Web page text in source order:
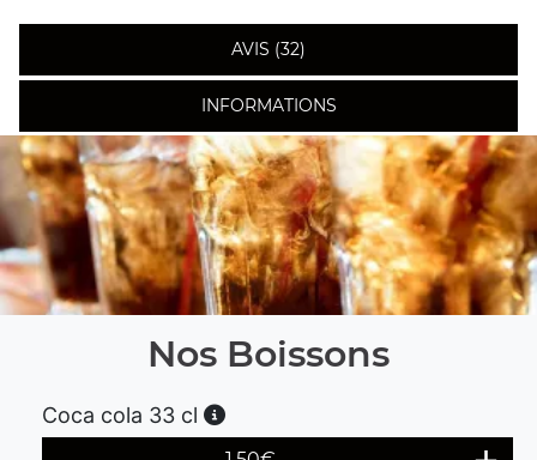
AVIS (32)
INFORMATIONS
Nos Boissons
Coca cola 33 cl